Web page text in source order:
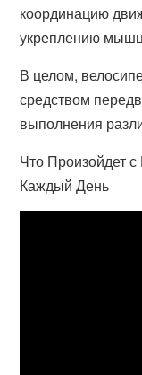
координацию
укреплению
В целом,
средством
выполнения
Что Произойдет
Каждый День